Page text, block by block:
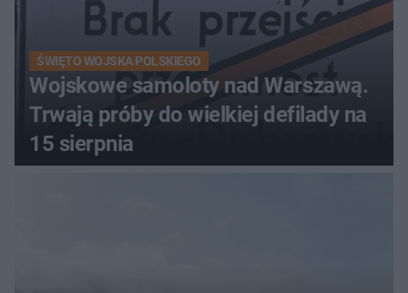
ŚWIĘTO WOJSKA POLSKIEGO
Wojskowe samoloty nad Warszawą.
Trwają próby do wielkiej defilady na
15 sierpnia